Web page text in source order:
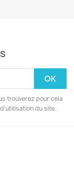
trouverez pour cela
du site.